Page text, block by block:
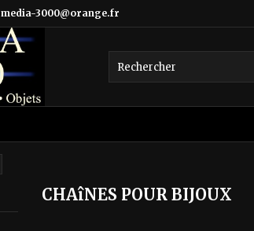
media-3000@orange.fr
CHAîNES POUR BIJOUX